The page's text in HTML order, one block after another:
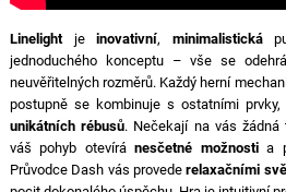
Linelightjeinovativní, minimalistická
jednoduchého konceptu – vše se
neuvěřitelných rozměrů. Každý herní
postupně se kombinuje s ostatními
unikátních rébusů. Nečekají na vás
váš pohyb otevíránesčetné možnostia
Průvodce Dash vás provederelaxačními